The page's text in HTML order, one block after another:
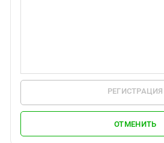
РЕГИСТРАЦИЯ
ОТМЕНИТЬ